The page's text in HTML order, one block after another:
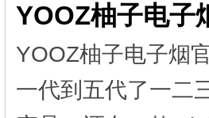
YOOZ柚子电子
YOOZ柚子电子烟
一代到五代了一二